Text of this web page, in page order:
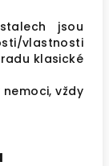
jsou
vlastnosti
klasické
vždy